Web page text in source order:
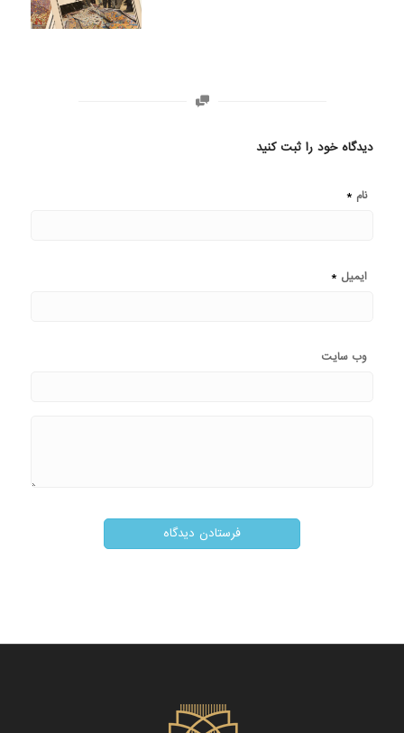
دیدگاه خود را ثبت کنید
نام *
ایمیل *
وب‌ سایت